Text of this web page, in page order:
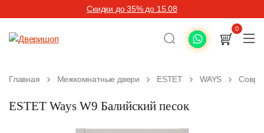
Скидки до 35% до 15.08
0
Главная Межкомнатные двери ESTET WAYS
ESTET Ways W9 Балийский песок